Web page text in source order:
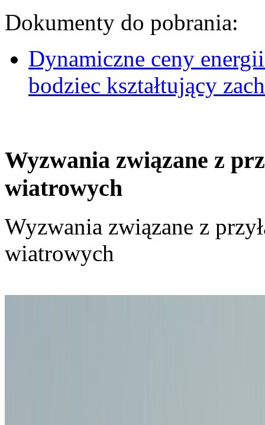
Dokumenty do pobrania:
Dynamiczne ceny
bodziec kształtujący
Wyzwania związane z
wiatrowych
Wyzwania związane z
wiatrowych